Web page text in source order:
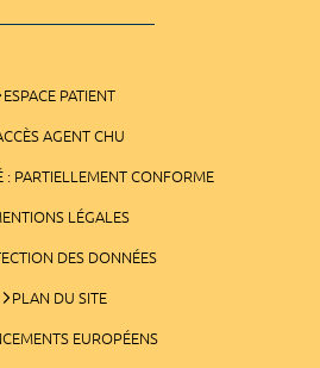
ESPACE PATIENT
AGENT CHU
: PARTIELLEMENT CONFORME
LÉGALES
DES DONNÉES
PLAN DU SITE
EUROPÉENS